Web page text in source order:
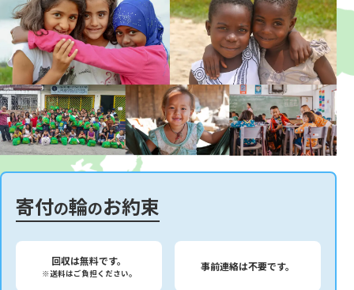
寄付の輪のお約束
回収は無料です。
※送料はご負担ください。
事前連絡は不要です。